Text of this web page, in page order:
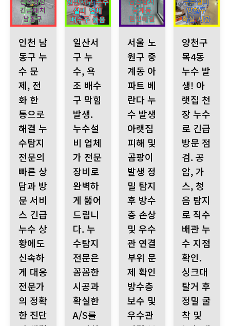
인천 남
동구 누
수 문
제, 전
화 한
통으로
해결 누
수탐지
전문의
빠른 상
담과 방
문 서비
스 긴급
누수 상
황에도
신속하
게 대응
전문가
의 정확
한 진단
일산서
구 누
수, 욕
조 배수
구 막힘
발생.
누수설
비 업체
가 전문
장비로
완벽하
게 뚫어
드립니
다. 누
수탐지
전문은
꼼꼼한
시공과
확실한
A/S를
서울 노
원구 중
계동 아
파트 베
란다 누
수 발생
아랫집
피해 및
곰팡이
발생 정
밀 탐지
후 방수
층 손상
및 우수
관 연결
부위 문
제 확인
방수층
보수 및
우수관
양천구
목4동
누수 발
생! 아
랫집 천
장 누수
로 긴급
방문 점
검. 공
압, 가
스, 청
음 탐지
로 직수
배관 누
수 지점
확인.
싱크대
탈거 후
정밀 굴
착 및